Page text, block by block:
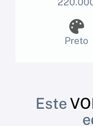
Preto
Este